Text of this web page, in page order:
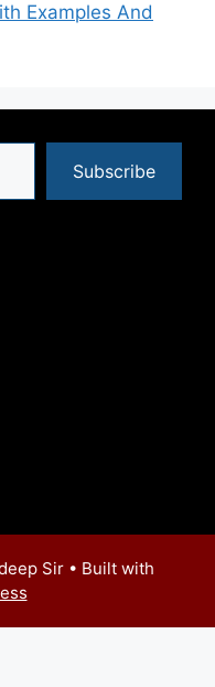
Examples And
Subscribe
Sir• Built with